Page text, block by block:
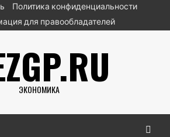
Политика конфиденциальности
для правообладателей
ЭКОНОМИКА